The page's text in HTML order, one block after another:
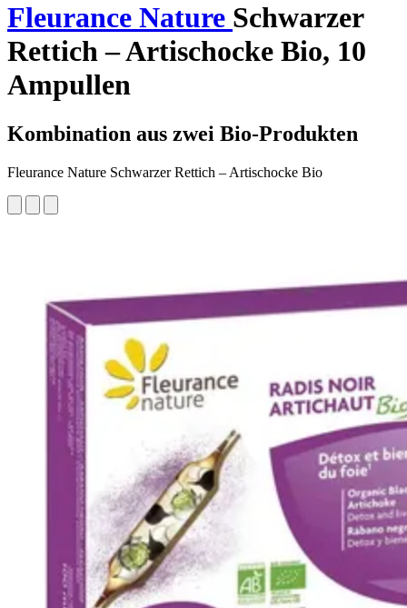
Fleurance Nature Schwarzer
Rettich – Artischocke Bio, 10
Ampullen
Kombination aus zwei Bio-Produkten
Fleurance Nature Schwarzer Rettich – Artischocke Bio